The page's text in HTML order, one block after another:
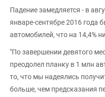
Падение замедляется - в
январе-сентябре 2016 года
автомобилей, что на 14,4%
"По завершении девятого
преодолел планку в 1 млн
то, что мы надеялись
больше, чем предсказания